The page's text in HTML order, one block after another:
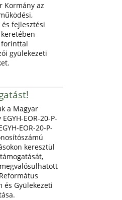
Kormány az
fejlesztési
forinttal
gyülekezeti
a Magyar
EOR-20-P-
EOR-20-P-
keresztül
és Gyülekezeti